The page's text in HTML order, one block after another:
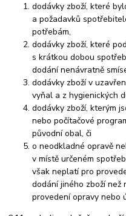
dodávky zboží, které
a požadavků
potřebám,
dodávky zboží, které
s krátkou dobou
dodání nenávratně
dodávky zboží v
vyňal a z hygienických
dodávky zboží, kterým
nebo počítačové
původní obal, či
o neodkladné opravě
v místě určeném
však neplatí pro
dodání jiného zboží
provedení opravy nebo